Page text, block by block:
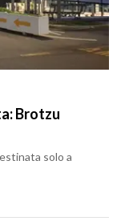
Brotzu
solo a